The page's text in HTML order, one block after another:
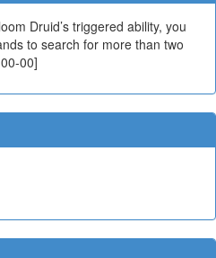
Druid’s triggered ability, you
to search for more than two
00]